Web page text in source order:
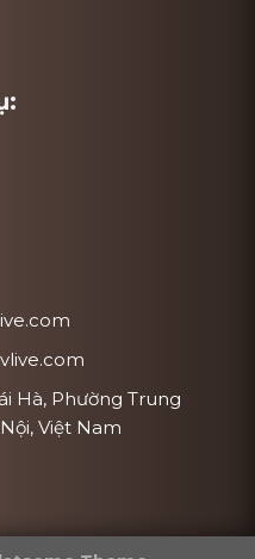
Hà, Phường Trung
Việt Nam